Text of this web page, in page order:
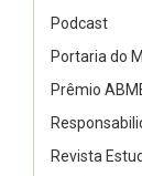
Podcast
Portaria do
Prêmio
Revista